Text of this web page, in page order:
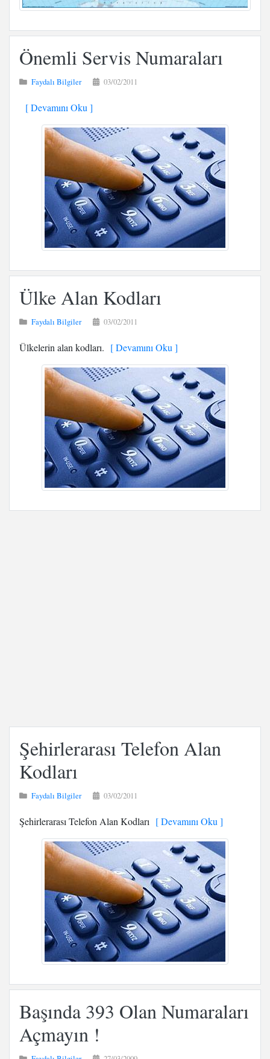
Önemli Servis Numaraları
Faydalı Bilgiler 03/02/2011
[ Devamını Oku ]
Ülke Alan Kodları
Faydalı Bilgiler 03/02/2011
Ülkelerin alan kodları. [ Devamını Oku ]
Şehirlerarası Telefon Alan
Kodları
Faydalı Bilgiler 03/02/2011
Şehirlerarası Telefon Alan Kodları [ Devamını Oku ]
Başında 393 Olan Numaraları
Açmayın !